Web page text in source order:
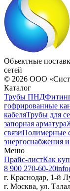
Объектные
сетей
© 2026 ООО
Каталог
Трубы ПНД
гофрированные
кабеляТрубы для
запорная арматура
связиПолимерные
энергоснабжения и
Меню
Прайс-листКак
8 900 270-60-20
г. Краснодар, 1-й
г. Москва, ул.